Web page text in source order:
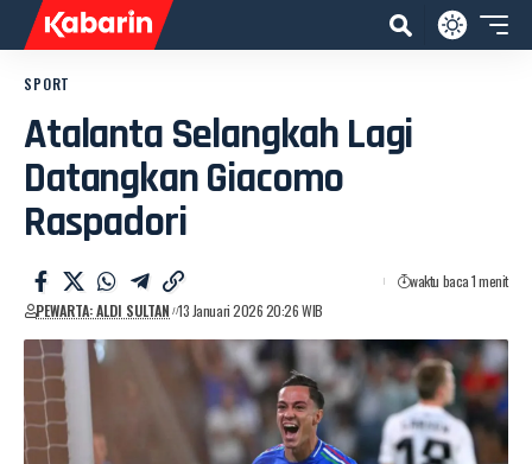
SPORT
Atalanta Selangkah Lagi
Datangkan Giacomo
Raspadori
PEWARTA: ALDI SULTAN 13 Januari 2026 20:26 WIB
waktu baca 1 menit